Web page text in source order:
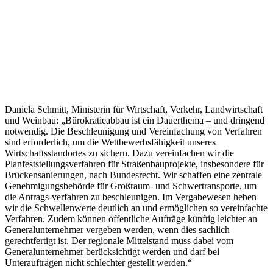
Daniela Schmitt, Ministerin für Wirtschaft, Verkehr, Landwirtschaft
und Weinbau: „Bürokratieabbau ist ein Dauerthema – und dringend
notwendig. Die Beschleunigung und Vereinfachung von Verfahren
sind erforderlich, um die Wettbewerbsfähigkeit unseres
Wirtschaftsstandortes zu sichern. Dazu vereinfachen wir die
Planfeststellungsverfahren für Straßenbauprojekte, insbesondere für
Brückensanierungen, nach Bundesrecht. Wir schaffen eine zentrale
Genehmigungsbehörde für Großraum- und Schwertransporte, um
die Antrags-verfahren zu beschleunigen. Im Vergabewesen heben
wir die Schwellenwerte deutlich an und ermöglichen so vereinfachte
Verfahren. Zudem können öffentliche Aufträge künftig leichter an
Generalunternehmer vergeben werden, wenn dies sachlich
gerechtfertigt ist. Der regionale Mittelstand muss dabei vom
Generalunternehmer berücksichtigt werden und darf bei
Unteraufträgen nicht schlechter gestellt werden.“